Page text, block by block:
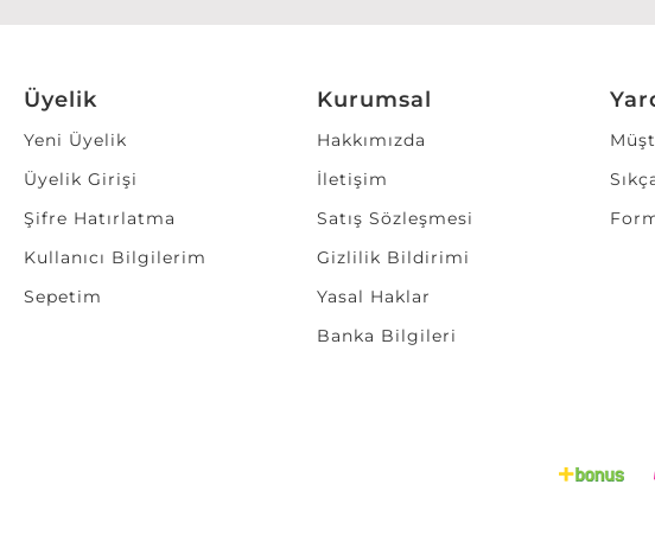
Üyelik
Yeni Üyelik
Üyelik Girişi
Şifre Hatırlatma
Kullanıcı Bilgilerim
Sepetim
Kurumsal
Hakkımızda
İletişim
Satış Sözleşmesi
Gizlilik Bildirimi
Yasal Haklar
Banka Bilgileri